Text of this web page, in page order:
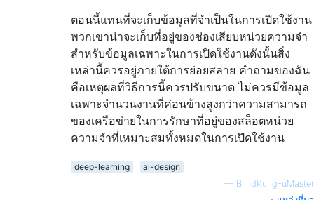
ตอนนี้แทนที่จะเก็บข้อมูลที่จำเป็นในการเปิดใช้งาน
พวกเขาน่าจะเก็บที่อยู่ของช่องเสียบหน่วยความจำ
สำหรับข้อมูลเฉพาะในการเปิดใช้งานดังนั้นสิ่ง
เหล่านี้ควรอยู่ภายใต้การย่อยสลาย คำถามของฉัน
คือเหตุผลที่วิธีการนี้ควรปรับขนาด ไม่ควรมีข้อมูล
เฉพาะจำนวนงานที่ค่อนข้างสูงกว่าความสามารถ
ของเครือข่ายในการรักษาที่อยู่ของสล็อตหน่วย
ความจำที่เหมาะสมทั้งหมดในการเปิดใช้งาน
deep-learning
ai-design
— BlindKungFuMaster